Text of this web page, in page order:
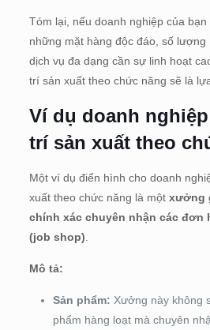
Tóm lại, nếu doanh nghiệp của
những mặt hàng độc đáo, số lượng
dịch vụ đa dạng cần sự linh hoạt
trí sản xuất theo chức năng sẽ là
Ví dụ doanh
trí sản xuất theo
Một ví dụ điển hình cho doanh
xuất theo chức năng là một xưởng
chính xác chuyên nhận các đơn
(job shop).
Mô tả:
Sản phẩm: Xưởng này không
phẩm hàng loạt mà chuyên